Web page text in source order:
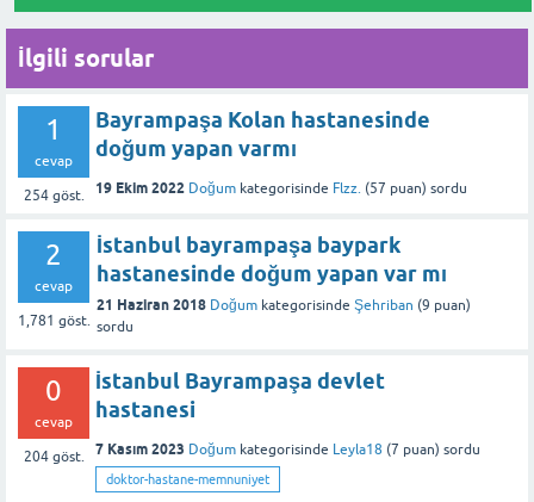
İlgili sorular
1
cevap
254göst.
Bayrampaşa Kolan hastanesinde
doğum yapan varmı
19 Ekim 2022 Doğum kategorisinde Flzz. (57 puan) sordu
2
cevap
1,781 göst.
İstanbul bayrampaşa baypark
hastanesinde doğum yapan var mı
21 Haziran 2018 Doğum kategorisinde Şehriban (9 puan)
sordu
0
cevap
204göst.
İstanbul Bayrampaşa devlet
hastanesi
7 Kasım 2023 Doğum kategorisinde Leyla18 (7 puan) sordu
doktor-hastane-memnuniyet